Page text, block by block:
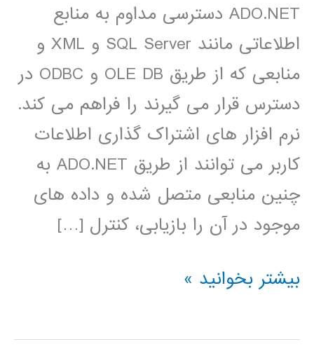
ADO.NET دسترسی مداوم به منابع
اطلاعاتی مانند SQL Server و XML و
منابعی که از طریق OLE DB و ODBC در
دسترس قرار می گیرند را فراهم می کند.
نرم افزار های اشتراک گذاری اطلاعات
کاربر می توانند از طریق ADO.NET به
چنین منابعی متصل شده و داده های
موجود در آن را بازیابی، کنترل […]
آموزش
Ado.Net
بیشتر بخوانید »